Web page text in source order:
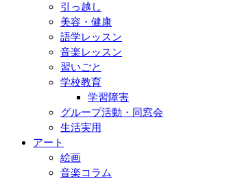
引っ越し
美容・健康
語学レッスン
音楽レッスン
習いごと
学校教育
学習障害
グループ活動・同窓会
生活実用
アート
絵画
音楽コラム